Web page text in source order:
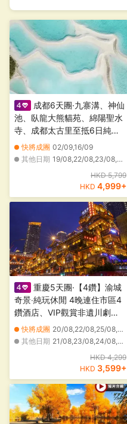
成都6天團·九寨溝、神仙
池、臥龍大熊貓苑、綿陽聖水
寺、成都太古里至抵6日純玩
團快將成團 02/09,16/09
其他日期 19/08,22/08,23/08,30/08,05/09,06/09,09/09,12/09,18/09,19/09,20/09,23/09
HKD 5,799
HKD 4,999+
重慶5天團·【4鑽】渝城
奇景‧純玩休閒 4晚連住市區4
鑽酒店、VIP觀賞非遺川劇
《渝州故事》、打卡李子壩輕
軌穿樓、洪崖洞吊腳樓夜景、
區、三峽博物館、設全日自由
快將成團 20/08,22/08,25/08,27/08,29/08,01/09,03/09,05/09,08/09,12/09,17/09,19/09,22/09,24/09,26/09,08/10,10/10,13/10,17/10,24/10
其他日期 21/08,23/08,24/08,26/08,28/08,30/08,31/08,02/09,04/09,06/09,07/09,09/09,11/09,13/09,14/09,15/09,16/09,18/09,20/09,21/09
HKD 4,299
HKD 3,599+